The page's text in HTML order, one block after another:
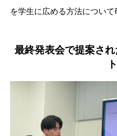
を学生に広める方法について
最終発表会で提案さ
ト